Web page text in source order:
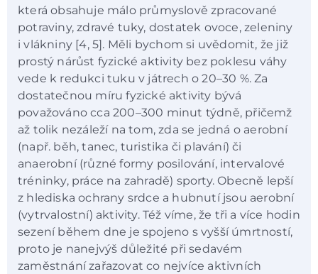
která obsahuje málo průmyslově zpracované
potraviny, zdravé tuky, dostatek ovoce, zeleniny
i vlákniny [4, 5]. Měli bychom si uvědomit, že již
prostý nárůst fyzické aktivity bez poklesu váhy
vede k redukci tuku v játrech o 20–30 %. Za
dostatečnou míru fyzické aktivity bývá
považováno cca 200–300 minut týdně, přičemž
až tolik nezáleží na tom, zda se jedná o aerobní
(např. běh, tanec, turistika či plavání) či
anaerobní (různé formy posilování, intervalové
tréninky, práce na zahradě) sporty. Obecně lepší
z hlediska ochrany srdce a hubnutí jsou aerobní
(vytrvalostní) aktivity. Též víme, že tři a více hodin
sezení během dne je spojeno s vyšší úmrtností,
proto je nanejvýš důležité při sedavém
zaměstnání zařazovat co nejvíce aktivních